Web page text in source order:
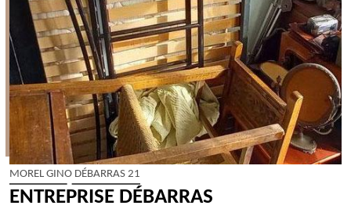
MOREL GINO DÉBARRAS 21
ENTREPRISE DÉBARRAS